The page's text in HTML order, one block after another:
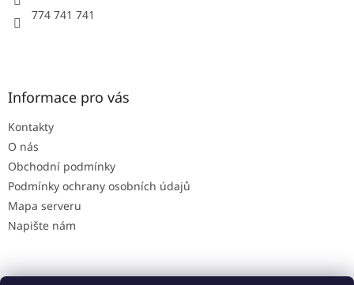
774 741 741
Informace pro vás
Kontakty
O nás
Obchodní podmínky
Podmínky ochrany osobních údajů
Mapa serveru
Napište nám